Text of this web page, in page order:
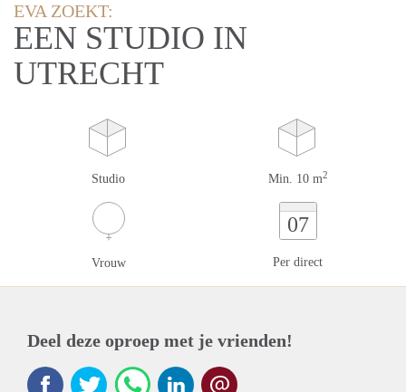
EVA ZOEKT:
EEN STUDIO IN
UTRECHT
Studio Min. 10 m2
Vrouw
07
Per direct
Deel deze oproep met je vrienden!